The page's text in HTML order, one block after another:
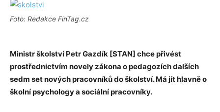
Foto: Redakce FinTag.cz
Ministr školství Petr Gazdík [STAN] chce přivést
prostřednictvím novely zákona o pedagozích dalších
sedm set nových pracovníků do školství. Má jít hlavně o
školní psychology a sociální pracovníky.